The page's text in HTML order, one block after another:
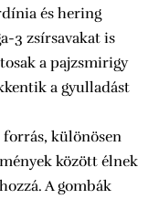
és hering
3 zsírsavakat is
a pajzsmirigy
a gyulladást
különösen
között élnek
A gombák